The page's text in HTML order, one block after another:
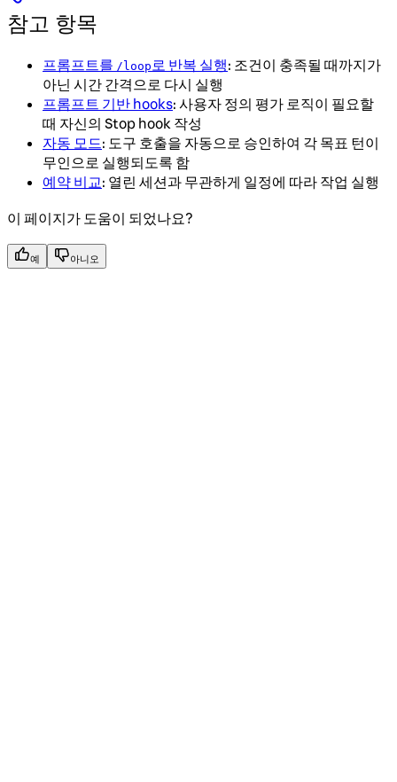
참고 항목
프롬프트를 /loop로 반복 실행: 조건이 충족될 때까지가
아닌 시간 간격으로 다시 실행
프롬프트 기반 hooks: 사용자 정의 평가 로직이 필요할
때 자신의 Stop hook 작성
자동 모드: 도구 호출을 자동으로 승인하여 각 목표 턴이
무인으로 실행되도록 함
예약 비교: 열린 세션과 무관하게 일정에 따라 작업 실행
이 페이지가 도움이 되었나요?
예 아니오